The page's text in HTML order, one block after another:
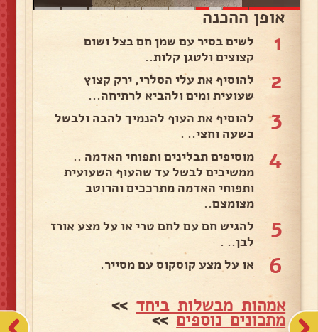
אופן ההכנה
1
לשים בסיר עם שמן חם בצל ושום
קצוצים ולטגן קלות..
2
להוסיף את עלי הסלרי, ירק קצוץ
שעועית ומים ולהביא לרתיחה...
3
להוסיף את העוף להנמיך להבה ולבשל
כשעה וחצי.. .
4
מוסיפים תבלינים ותפוחי האדמה ..
ממשיכים לבשל עד שהעוף השעועית
ותפוחי האדמה מתרככים והרוטב
מצומצם..
5
להגיש חם עם לחם טרי או על מצע אורז
לבן.. .
6 או על מצע קוסקוס עם מסייר.
אמהות מבשלות ביחד >>
מתכונים נוספים>>